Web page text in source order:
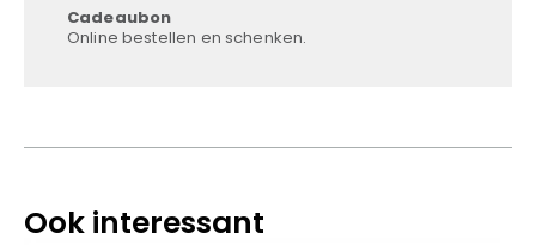
Cadeaubon
Online bestellen en schenken.
Ook interessant